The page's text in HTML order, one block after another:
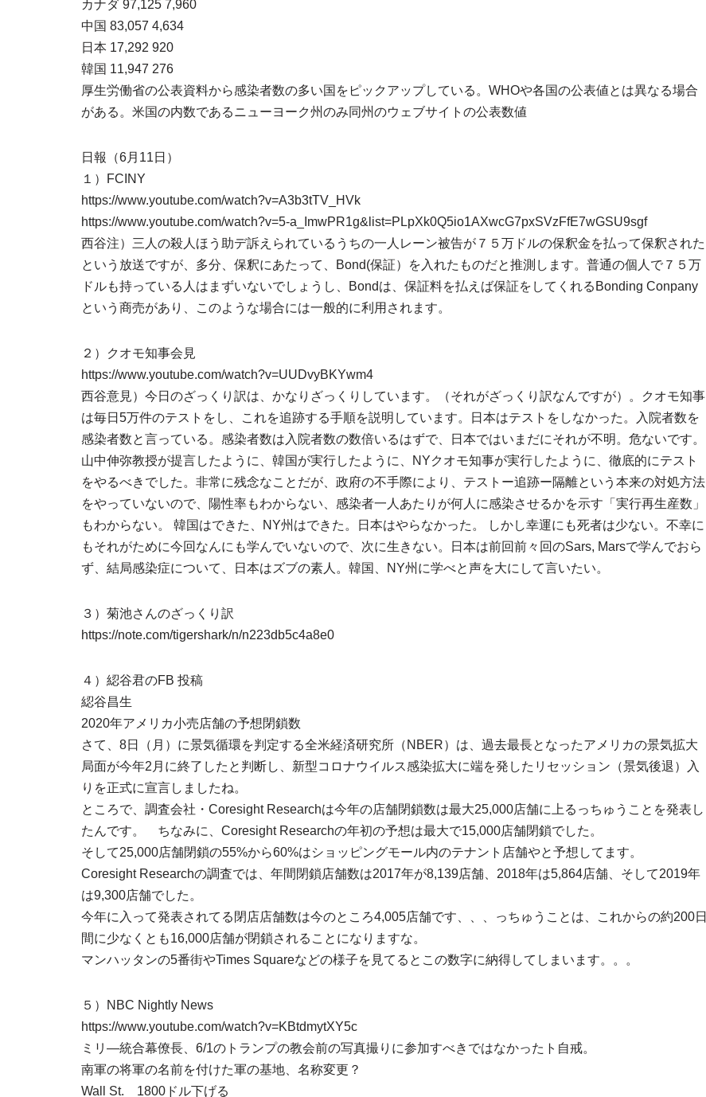
カナダ 97,125 7,960
中国 83,057 4,634
日本 17,292 920
韓国 11,947 276
厚生労働省の公表資料から感染者数の多い国をピックアップしている。WHOや各国の公表値とは異なる場合
がある。米国の内数であるニューヨーク州のみ同州のウェブサイトの公表数値
日報（6月11日）
１）FCINY
https://www.youtube.com/watch?v=A3b3tTV_HVk
https://www.youtube.com/watch?v=5-a_ImwPR1g&list=PLpXk0Q5io1AXwcG7pxSVzFfE7wGSU9sgf
西谷注）三人の殺人ほう助デ訴えられているうちの一人レーン被告が７５万ドルの保釈金を払って保釈された
という放送ですが、多分、保釈にあたって、Bond(保証）を入れたものだと推測します。普通の個人で７５万
ドルも持っている人はまずいないでしょうし、Bondは、保証料を払えば保証をしてくれるBonding Conpany
という商売があり、このような場合には一般的に利用されます。
２）クオモ知事会見
https://www.youtube.com/watch?v=UUDvyBKYwm4
西谷意見）今日のざっくり訳は、かなりざっくりしています。（それがざっくり訳なんですが）。クオモ知事
は毎日5万件のテストをし、これを追跡する手順を説明しています。日本はテストをしなかった。入院者数を
感染者数と言っている。感染者数は入院者数の数倍いるはずで、日本ではいまだにそれが不明。危ないです。
山中伸弥教授が提言したように、韓国が実行したように、NYクオモ知事が実行したように、徹底的にテスト
をやるべきでした。非常に残念なことだが、政府の不手際により、テストー追跡ー隔離という本来の対処方法
をやっていないので、陽性率もわからない、感染者一人あたりが何人に感染させるかを示す「実行再生産数」
もわからない。 韓国はできた、NY州はできた。日本はやらなかった。 しかし幸運にも死者は少ない。不幸に
もそれがために今回なんにも学んでいないので、次に生きない。日本は前回前々回のSars, Marsで学んでおら
ず、結局感染症について、日本はズブの素人。韓国、NY州に学べと声を大にして言いたい。
３）菊池さんのざっくり訳
https://note.com/tigershark/n/n223db5c4a8e0
４）綛谷君のFB 投稿
綛谷昌生
2020年アメリカ小売店舗の予想閉鎖数
さて、8日（月）に景気循環を判定する全米経済研究所（NBER）は、過去最長となったアメリカの景気拡大
局面が今年2月に終了したと判断し、新型コロナウイルス感染拡大に端を発したリセッション（景気後退）入
りを正式に宣言しましたね。
ところで、調査会社・Coresight Researchは今年の店舗閉鎖数は最大25,000店舗に上るっちゅうことを発表し
たんです。 ちなみに、Coresight Researchの年初の予想は最大で15,000店舗閉鎖でした。
そして25,000店舗閉鎖の55%から60%はショッピングモール内のテナント店舗やと予想してます。
Coresight Researchの調査では、年間閉鎖店舗数は2017年が8,139店舗、2018年は5,864店舗、そして2019年
は9,300店舗でした。
今年に入って発表されてる閉店店舗数は今のところ4,005店舗です、、、っちゅうことは、これからの約200日
間に少なくとも16,000店舗が閉鎖されることになりますな。
マンハッタンの5番街やTimes Squareなどの様子を見てるとこの数字に納得してしまいます。。。
５）NBC Nightly News
https://www.youtube.com/watch?v=KBtdmytXY5c
ミリ―統合幕僚長、6/1のトランプの教会前の写真撮りに参加すべきではなかったト自戒。
南軍の将軍の名前を付けた軍の基地、名称変更？
Wall St. 1800ドル下げる